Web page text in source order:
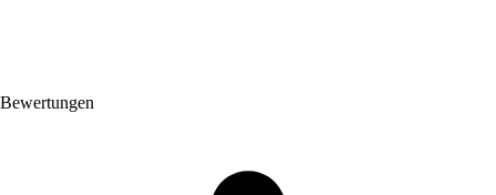
Bewertungen